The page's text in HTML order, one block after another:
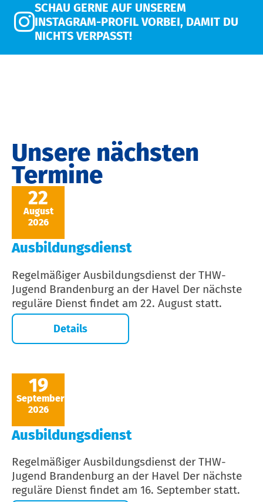
SCHAU GERNE AUF UNSEREM
INSTAGRAM-PROFIL VORBEI, DAMIT DU
NICHTS VERPASST!
Unsere nächsten
Termine
22
August
2026
Ausbildungsdienst
Regelmäßiger Ausbildungsdienst der THW-
Jugend Brandenburg an der Havel Der nächste
reguläre Dienst findet am 22. August statt.
Details
19
September
2026
Ausbildungsdienst
Regelmäßiger Ausbildungsdienst der THW-
Jugend Brandenburg an der Havel Der nächste
reguläre Dienst findet am 16. September statt.